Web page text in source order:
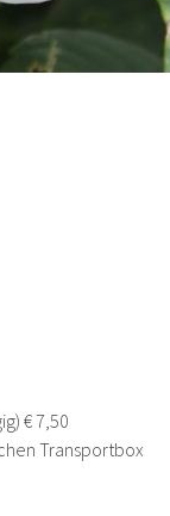
€ 7,50
Transportbox